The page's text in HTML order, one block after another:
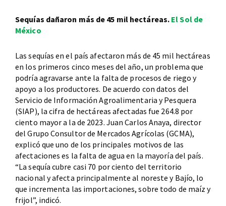
Sequías dañaron más de 45 mil hectáreas. El Sol de
México
Las sequías en el país afectaron más de 45 mil hectáreas
en los primeros cinco meses del año, un problema que
podría agravarse ante la falta de procesos de riego y
apoyo a los productores. De acuerdo con datos del
Servicio de Información Agroalimentaria y Pesquera
(SIAP), la cifra de hectáreas afectadas fue 264.8 por
ciento mayor a la de 2023. Juan Carlos Anaya, director
del Grupo Consultor de Mercados Agrícolas (GCMA),
explicó que uno de los principales motivos de las
afectaciones es la falta de agua en la mayoría del país.
“La sequía cubre casi 70 por ciento del territorio
nacional y afecta principalmente al noreste y Bajío, lo
que incrementa las importaciones, sobre todo de maíz y
frijol”, indicó.